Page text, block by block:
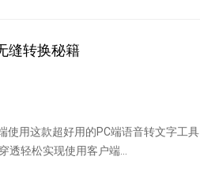
缝转换秘籍
使用这款超好用的PC端语音转文字工具
轻松实现使用客户端...